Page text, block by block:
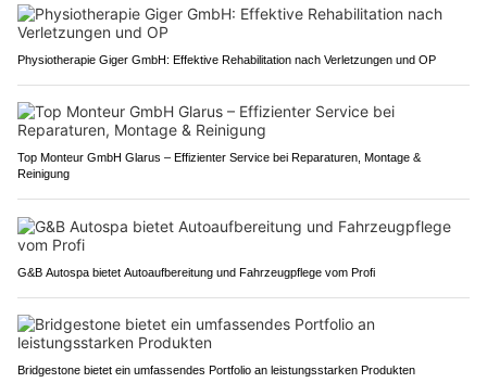
Physiotherapie Giger GmbH: Effektive Rehabilitation nach Verletzungen und OP
Top Monteur GmbH Glarus – Effizienter Service bei Reparaturen, Montage &
Reinigung
G&B Autospa bietet Autoaufbereitung und Fahrzeugpflege vom Profi
Bridgestone bietet ein umfassendes Portfolio an leistungsstarken Produkten